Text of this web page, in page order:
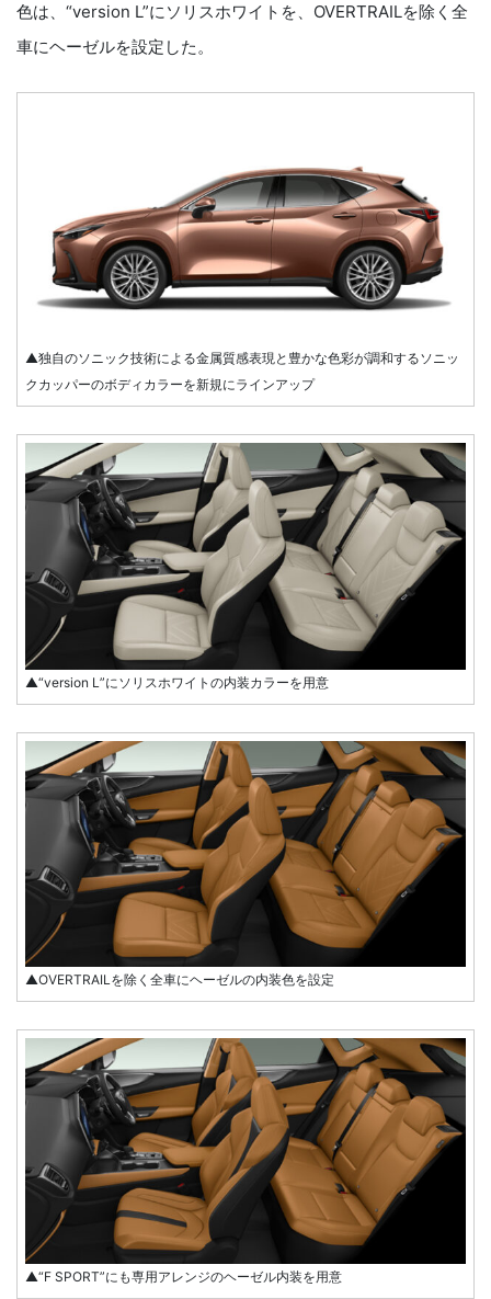
色は、“version L”にソリスホワイトを、OVERTRAILを除く全
車にヘーゼルを設定した。
▲独自のソニック技術による金属質感表現と豊かな色彩が調和するソニッ
クカッパーのボディカラーを新規にラインアップ
▲“version L”にソリスホワイトの内装カラーを用意
▲OVERTRAILを除く全車にヘーゼルの内装色を設定
▲“F SPORT”にも専用アレンジのヘーゼル内装を用意